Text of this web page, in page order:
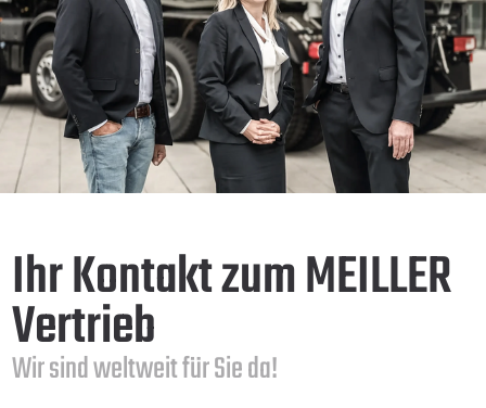
Ihr Kontakt zum MEILLER
Vertrieb
Wir sind weltweit für Sie da!